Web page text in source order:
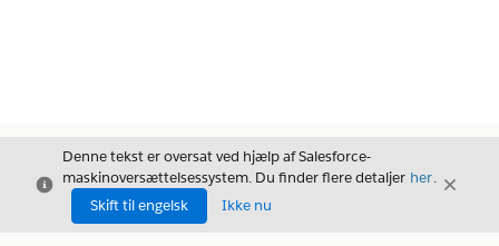
Luk
Denne tekst er oversat ved hjælp af Salesforce-
maskinoversættelsessystem. Du finder flere detaljer her.
Skift til engelsk
Ikke nu
Luk